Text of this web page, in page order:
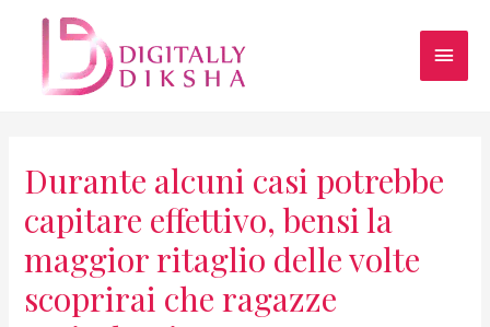
Durante alcuni casi potrebbe
capitare effettivo, bensi la
maggior ritaglio delle volte
scoprirai che ragazze